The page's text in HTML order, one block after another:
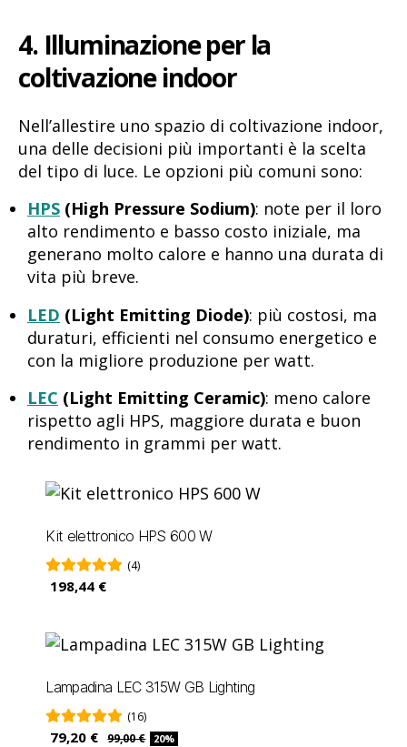
4. Illuminazione per la
coltivazione indoor
Nell’allestire uno spazio di coltivazione indoor,
una delle decisioni più importanti è la scelta
del tipo di luce. Le opzioni più comuni sono:
HPS (High Pressure Sodium): note per il loro
alto rendimento e basso costo iniziale, ma
generano molto calore e hanno una durata di
vita più breve.
LED (Light Emitting Diode): più costosi, ma
duraturi, efficienti nel consumo energetico e
con la migliore produzione per watt.
LEC (Light Emitting Ceramic): meno calore
rispetto agli HPS, maggiore durata e buon
rendimento in grammi per watt.
Kit elettronico HPS 600 W
(4)
198,44 €
Lampadina LEC 315W GB Lighting
(16)
79,20 € 99,00 € 20%